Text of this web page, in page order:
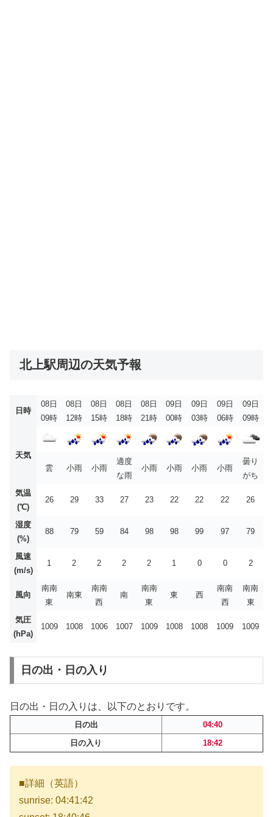
北上駅周辺の天気予報
日時
08日
09時
08日
12時
08日
15時
08日
18時
08日
21時
09日
00時
09日
03時
09日
06時
09日
09時
天気
雲
小雨 小雨
適度
な雨
小雨 小雨 小雨 小雨
曇り
がち
気温
(℃)
26 29 33 27 23 22 22 22 26
湿度
(%)
88 79 59 84 98 98 99 97 79
風速
(m/s)
1 2 2 2 2 1 0 0 2
風向
南南
東
南東
南南
西
南
南南
東
東 西
南南
西
南南
東
気圧
(hPa)
1009 1008 1006 1007 1009 1008 1008 1009 1009
日の出・日の入り
日の出・日の入りは、以下のとおりです。
日の出
04:40
日の入り
18:42
■詳細（英語）
sunrise: 04:41:42